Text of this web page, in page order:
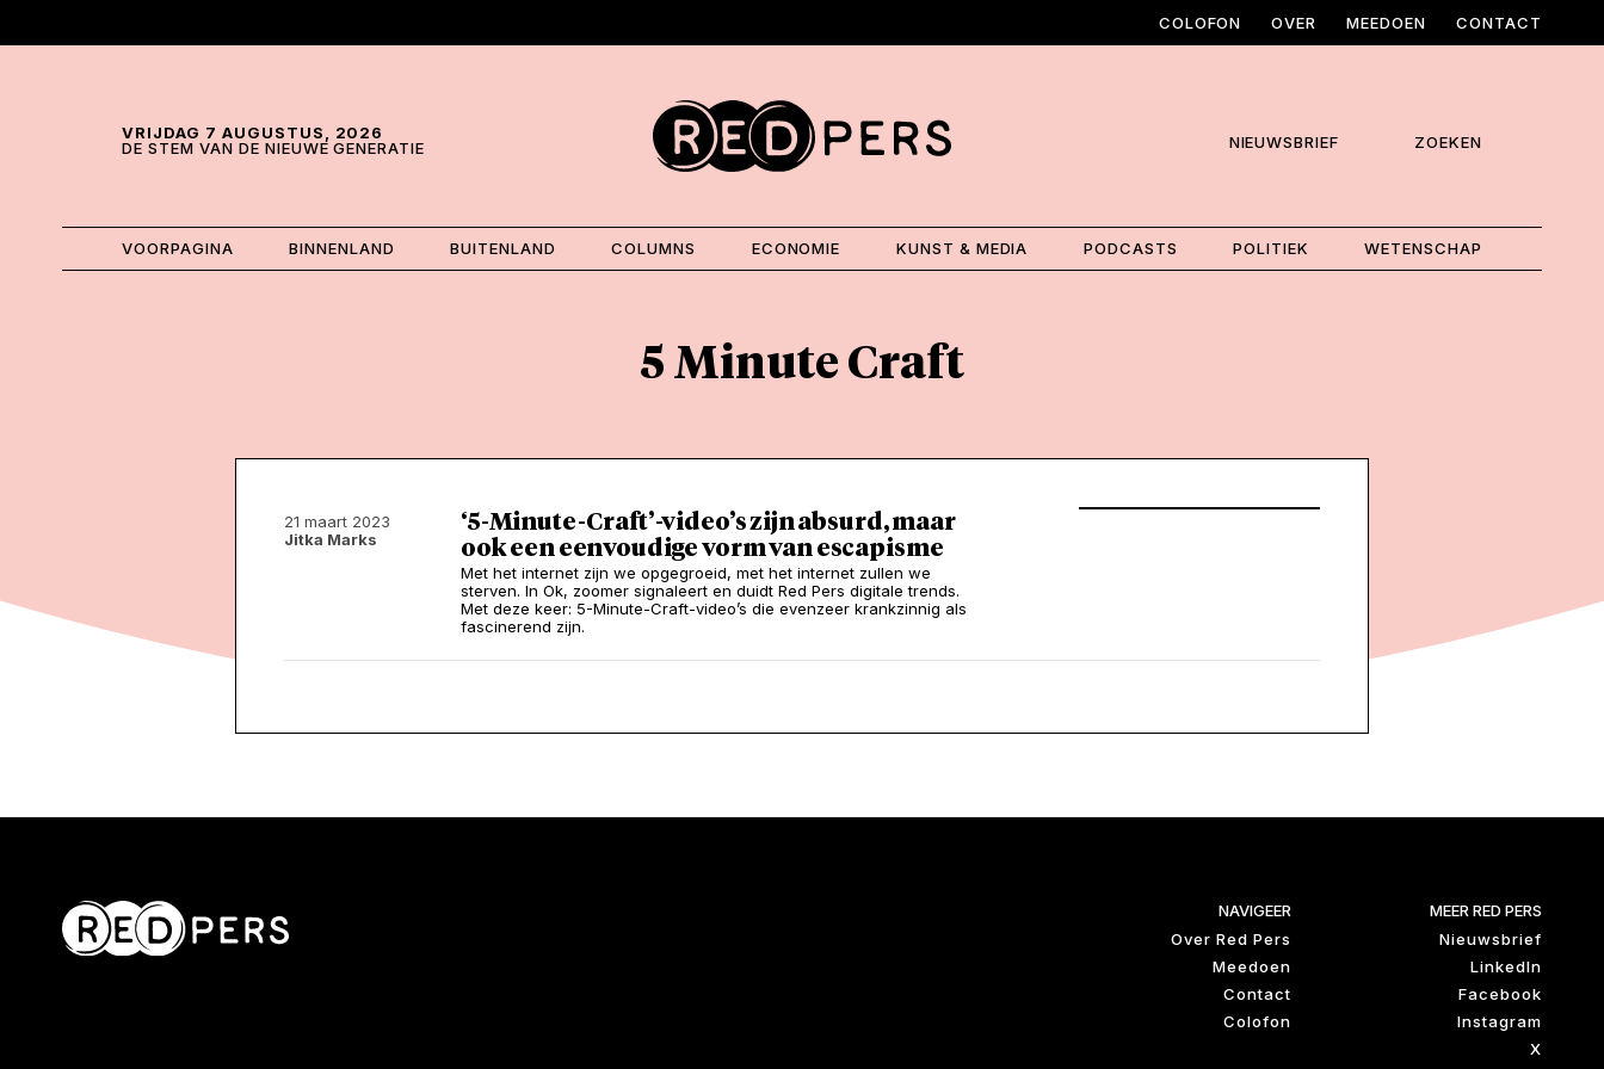
COLOFON OVER MEEDOEN CONTACT
VRIJDAG 7 AUGUSTUS, 2026
DE STEM VAN DE NIEUWE GENERATIE
NIEUWSBRIEF ZOEKEN
VOORPAGINA BINNENLAND BUITENLAND COLUMNS ECONOMIE KUNST & MEDIA PODCASTS POLITIEK WETENSCHAP
5 Minute Craft
21 maart 2023
Jitka Marks
‘5-Minute-Craft’-video’s zijn absurd, maar
ook een eenvoudige vorm van escapisme
Met het internet zijn we opgegroeid, met het internet zullen we
sterven. In Ok, zoomer signaleert en duidt Red Pers digitale trends.
Met deze keer: 5-Minute-Craft-video’s die evenzeer krankzinnig als
fascinerend zijn.
NAVIGEER
Over Red Pers
Meedoen
Contact
Colofon
MEER RED PERS
Nieuwsbrief
LinkedIn
Facebook
Instagram
X